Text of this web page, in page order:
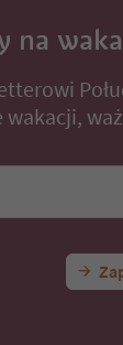
na
wakacji,